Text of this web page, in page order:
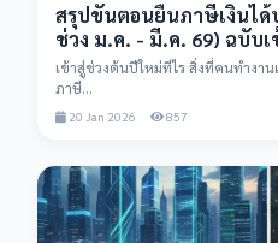
สรุปขั้นตอนยื่นภาษีเงินได้
ช่วง ม.ค. - มี.ค. 69) ฉบับเ
เข้าสู่ช่วงต้นปีใหม่ทีไร สิ่งที่คนทำงา
ภาษี...
20 Jan 2026 857